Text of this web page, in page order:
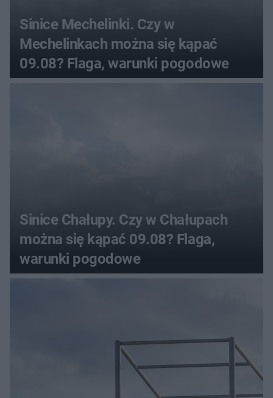
Sinice Mechelinki. Czy w
Mechelinkach można się kąpać
09.08? Flaga, warunki pogodowe
Sinice Chałupy. Czy w Chałupach
można się kąpać 09.08? Flaga,
warunki pogodowe